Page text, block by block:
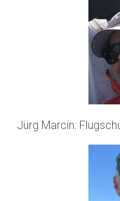
Jürg Marcin: